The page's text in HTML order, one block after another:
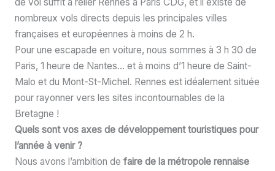
nombreux vols directs depuis les principales villes
françaises et européennes à moins de 2 h.
Pour une escapade en voiture, nous sommes à 3 h 30 de
Paris, 1 heure de Nantes… et à moins d’1 heure de Saint-
Malo et du Mont-St-Michel. Rennes est idéalement située
pour rayonner vers les sites incontournables de la
Bretagne !
Quels sont vos axes de développement touristiques pour
l’année à venir ?
Nous avons l’ambition de faire de la métropole rennaise